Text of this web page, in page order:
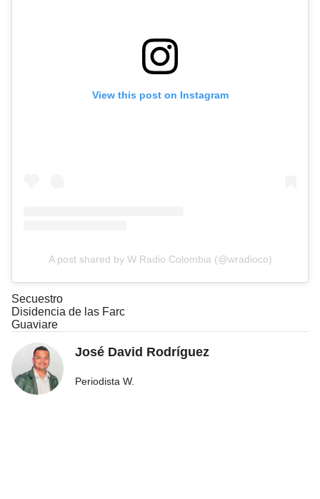
View this post on Instagram
A post shared by W Radio Colombia (@wradioco)
Secuestro
Disidencia de las Farc
Guaviare
José David Rodríguez
Periodista W.